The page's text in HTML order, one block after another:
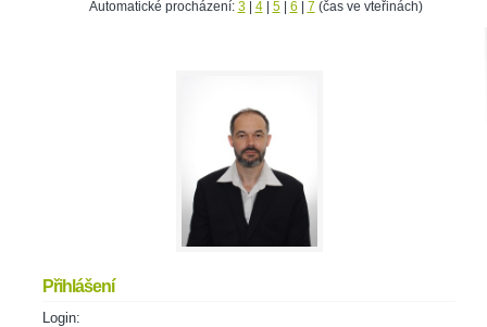
Automatické procházení: 3| 4| 5| 6 7 (čas ve vteřinách)
Přihlášení
Login: